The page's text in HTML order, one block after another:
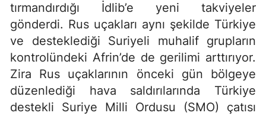
tırmandırdığı İdlib’e yeni takviyeler
gönderdi. Rus uçakları aynı şekilde Türkiye
ve desteklediği Suriyeli muhalif grupların
kontrolündeki Afrin’de de gerilimi arttırıyor.
Zira Rus uçaklarının önceki gün bölgeye
düzenlediği hava saldırılarında Türkiye
destekli Suriye Milli Ordusu (SMO) çatısı